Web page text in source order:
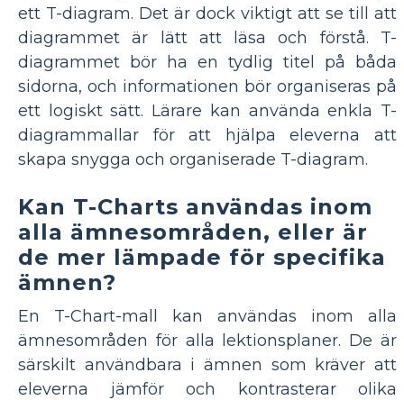
ett T-diagram. Det är dock viktigt att se till att
diagrammet är lätt att läsa och förstå. T-
diagrammet bör ha en tydlig titel på båda
sidorna, och informationen bör organiseras på
ett logiskt sätt. Lärare kan använda enkla T-
diagrammallar för att hjälpa eleverna att
skapa snygga och organiserade T-diagram.
Kan T-Charts användas inom
alla ämnesområden, eller är
de mer lämpade för specifika
ämnen?
En T-Chart-mall kan användas inom alla
ämnesområden för alla lektionsplaner. De är
särskilt användbara i ämnen som kräver att
eleverna jämför och kontrasterar olika